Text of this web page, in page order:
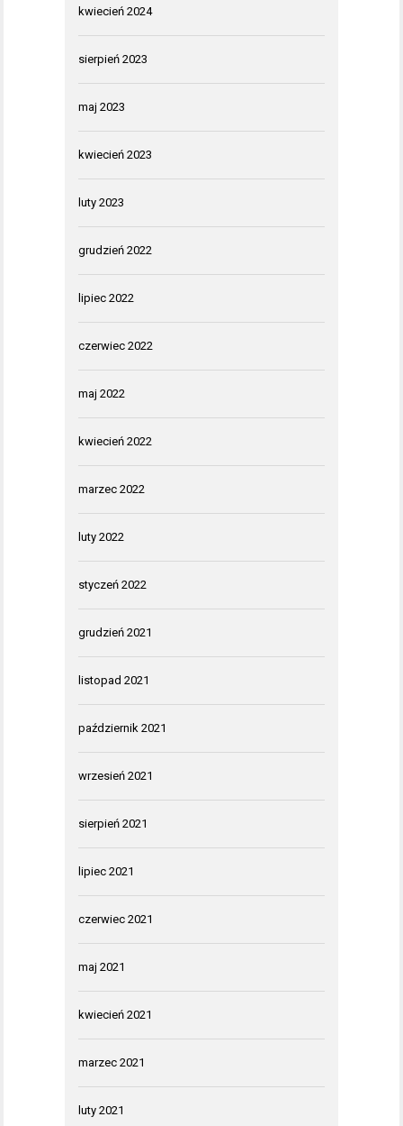
kwiecień 2024
sierpień 2023
maj 2023
kwiecień 2023
luty 2023
grudzień 2022
lipiec 2022
czerwiec 2022
maj 2022
kwiecień 2022
marzec 2022
luty 2022
styczeń 2022
grudzień 2021
listopad 2021
październik 2021
wrzesień 2021
sierpień 2021
lipiec 2021
czerwiec 2021
maj 2021
kwiecień 2021
marzec 2021
luty 2021